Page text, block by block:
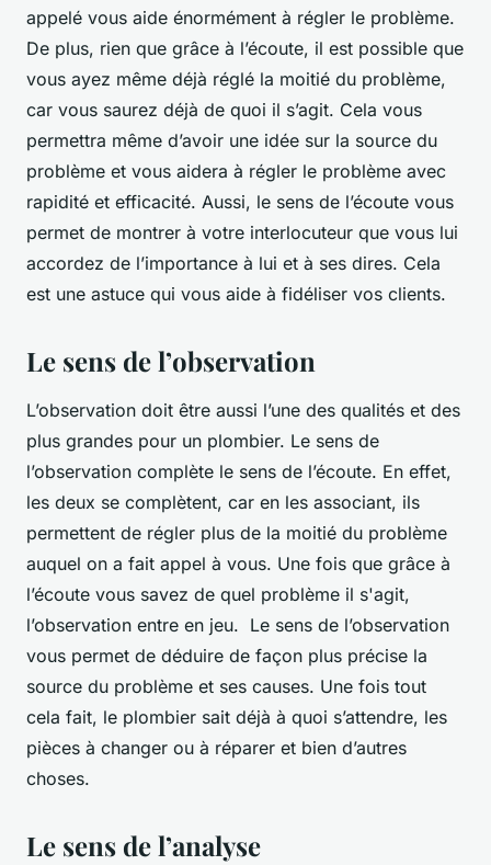
appelé vous aide énormément à régler le problème.
De plus, rien que grâce à l’écoute, il est possible que
vous ayez même déjà réglé la moitié du problème,
car vous saurez déjà de quoi il s’agit. Cela vous
permettra même d’avoir une idée sur la source du
problème et vous aidera à régler le problème avec
rapidité et efficacité. Aussi, le sens de l’écoute vous
permet de montrer à votre interlocuteur que vous lui
accordez de l’importance à lui et à ses dires. Cela
est une astuce qui vous aide à fidéliser vos clients.
Le sens de l’observation
L’observation doit être aussi l’une des qualités et des
plus grandes pour un plombier. Le sens de
l’observation complète le sens de l’écoute. En effet,
les deux se complètent, car en les associant, ils
permettent de régler plus de la moitié du problème
auquel on a fait appel à vous. Une fois que grâce à
l’écoute vous savez de quel problème il s'agit,
l’observation entre en jeu. Le sens de l’observation
vous permet de déduire de façon plus précise la
source du problème et ses causes. Une fois tout
cela fait, le plombier sait déjà à quoi s’attendre, les
pièces à changer ou à réparer et bien d’autres
choses.
Le sens de l’analyse